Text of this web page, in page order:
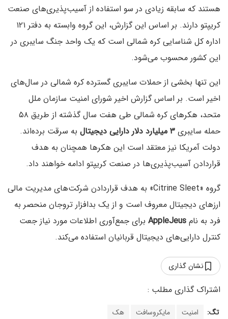
هستند که سابقه زیادی در سو استفاده از آسیب‌پذیری‌های صنعت
کریپتو دارند. بر اساس این گزارش، این گروه وابسته به دفتر ۱۲۱
اداره کل شناسایی کره شمالی است که یک واحد جنگ سایبری در
این کشور محسوب می‌شود.
این تنها بخشی از حملات سایبری گسترده کره شمالی در سال‌های
اخیر است. بر اساس گزارش اخیر شورای امنیت سازمان ملل
متحد، هکرهای کره شمالی طی هفت سال گذشته از طریق ۵۸
حمله سایبری ۳ میلیارد دلار دارایی دیجیتال
به سرقت برده‌اند.
دولت آمریکا نیز معتقد است این هکرها همچنان به هدف
قراردادن آسیب‌پذیری‌ها در صنعت کریپتو ادامه خواهند داد.
گروه «Citrine Sleet» به هدف قراردادن شرکت‌های مدیریت مالی
ارزهای دیجیتال معروف است و از یک بدافزار تروجان منحصر به
فرد به نام AppleJeus برای جمع‌آوری اطلاعات مورد نیاز جعت
کنترل دارایی‌های دیجیتال قربانیان استفاده می‌کند.
نشان گذاری
تگ: امنیت مایکروسافت هک